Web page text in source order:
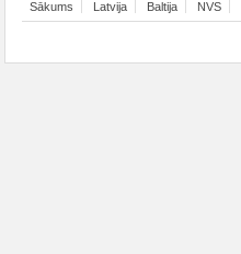
Sākums Latvija Baltija NVS